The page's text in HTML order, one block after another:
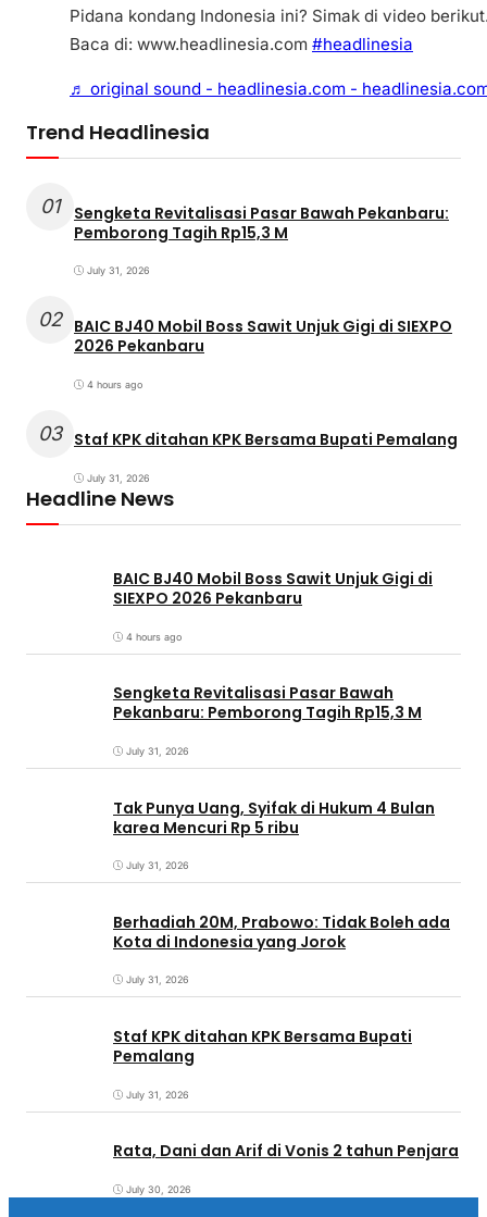
Pidana kondang Indonesia ini? Simak di video
Baca di: www.headlinesia.com #headlinesia
♬ original sound - headlinesia.com -
Trend Headlinesia
01
Sengketa Revitalisasi Pasar Bawah Pekanbaru:
Pemborong Tagih Rp15,3 M
July 31, 2026
02 BAIC BJ40 Mobil Boss Sawit Unjuk Gigi di SIEXPO
2026 Pekanbaru
4 hours ago
03 Staf KPK ditahan KPK Bersama Bupati Pemalang
July 31, 2026
Headline News
BAIC BJ40 Mobil Boss Sawit Unjuk Gigi di
SIEXPO 2026 Pekanbaru
4 hours ago
Sengketa Revitalisasi Pasar Bawah
Pekanbaru: Pemborong Tagih Rp15,3 M
July 31, 2026
Tak Punya Uang, Syifak di Hukum 4 Bulan
karea Mencuri Rp 5 ribu
July 31, 2026
Berhadiah 20M, Prabowo: Tidak Boleh ada
Kota di Indonesia yang Jorok
July 31, 2026
Staf KPK ditahan KPK Bersama Bupati
Pemalang
July 31, 2026
Rata, Dani dan Arif di Vonis 2 tahun Penjara
July 30, 2026